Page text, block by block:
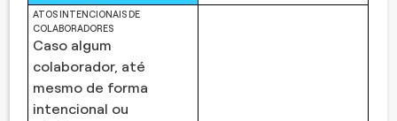
ATOS INTENCIONAIS DE
COLABORADORES
Caso algum
colaborador, até
mesmo de forma
intencional ou